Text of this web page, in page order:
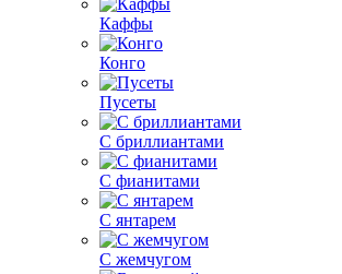
Каффы
Конго
Пусеты
С бриллиантами
С фианитами
С янтарем
С жемчугом